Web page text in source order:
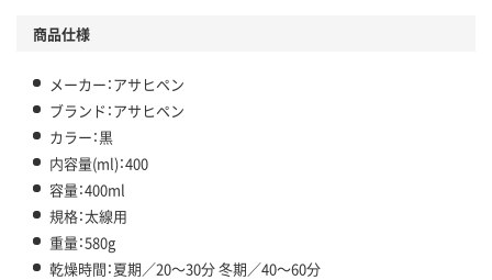
商品仕様
メーカー：アサヒペン
ブランド：アサヒペン
カラー：黒
内容量(ml)：400
容量：400ml
規格：太線用
重量：580g
乾燥時間：夏期／20～30分 冬期／40～60分